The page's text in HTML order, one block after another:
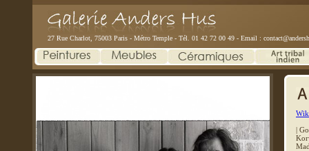
27 Rue Charlot, 75003 Paris - Métro Temple - Tél. 01 42 72 00 49 - Email :
|